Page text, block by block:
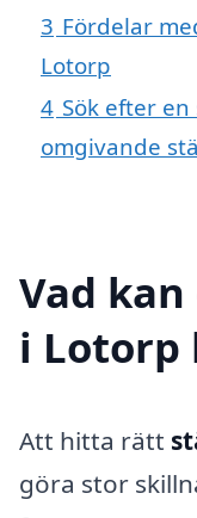
3 Fördelar
Lotorp
4 Sök efter
omgivande
Vad
i Lotorp
Att hitta rätt
göra stor